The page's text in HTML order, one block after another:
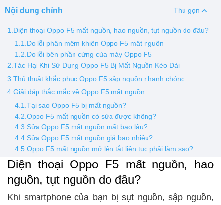
Nội dung chính Thu gọn
1.Điện thoại Oppo F5 mất nguồn, hao nguồn, tụt nguồn do đâu?
1.1.Do lỗi phần mềm khiến Oppo F5 mất nguồn
1.2.Do lỗi bên phần cứng của máy Oppo F5
2.Tác Hại Khi Sử Dụng Oppo F5 Bị Mất Nguồn Kéo Dài
3.Thủ thuật khắc phục Oppo F5 sập nguồn nhanh chóng
4.Giải đáp thắc mắc về Oppo F5 mất nguồn
4.1.Tại sao Oppo F5 bị mất nguồn?
4.2.Oppo F5 mất nguồn có sửa được không?
4.3.Sửa Oppo F5 mất nguồn mất bao lâu?
4.4.Sửa Oppo F5 mất nguồn giá bao nhiêu?
4.5.Oppo F5 mất nguồn mở lên tắt liên tục phải làm sao?
Điện thoại Oppo F5 mất nguồn, hao
nguồn, tụt nguồn do đâu?
Khi smartphone của bạn bị sụt nguồn, sập nguồn,